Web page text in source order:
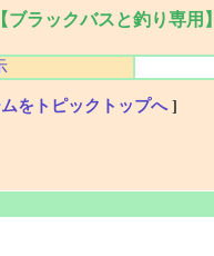
ラックバスと釣り専用】
をトピックトップへ]